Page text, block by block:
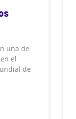
una de
el
de